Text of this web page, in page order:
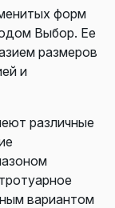
форм
Выбор. Ее
размеров
и
различные
вариантом